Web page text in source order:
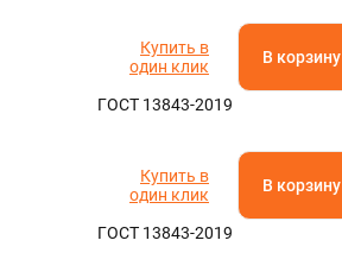
ГОСТ 13843-2019
Купить в
один клик
В корзину
ГОСТ 13843-2019
Купить в
один клик
В корзину